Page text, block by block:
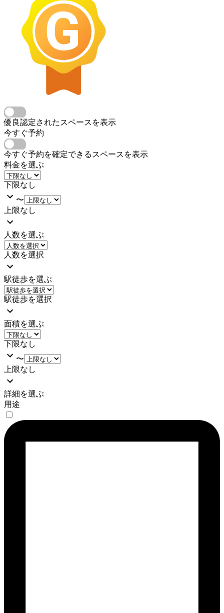
優良認定されたスペースを表示
今すぐ予約
今すぐ予約を確定できるスペースを表示
料金を選ぶ
下限なし
〜
上限なし
人数を選ぶ
人数を選択
駅徒歩を選ぶ
駅徒歩を選択
面積を選ぶ
下限なし
〜
上限なし
詳細を選ぶ
用途